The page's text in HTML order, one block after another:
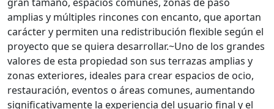
amplias y múltiples rincones con encanto, que aportan
carácter y permiten una redistribución flexible según el
proyecto que se quiera desarrollar.~Uno de los grandes
valores de esta propiedad son sus terrazas amplias y
zonas exteriores, ideales para crear espacios de ocio,
restauración, eventos o áreas comunes, aumentando
significativamente la experiencia del usuario final y el